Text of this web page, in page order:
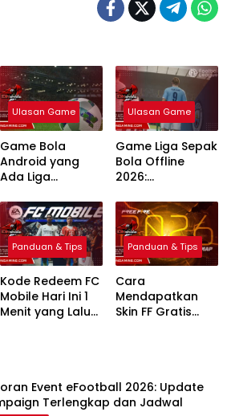
Ulasan Game
Game Bola
Android yang
Ada Liga
Pilihan Terbaik
Ulasan Game
Game Liga Sepak
Bola Offline
2026:
Terbaik Grafik
Realistis
Panduan & Tips
Kode Redeem FC
Mobile Hari Ini 1
Menit yang Lalu
Panduan & Tips
Cara
Mendapatkan
Skin FF Gratis
Event eFootball 2026: Update
Terlengkap dan Jadwal